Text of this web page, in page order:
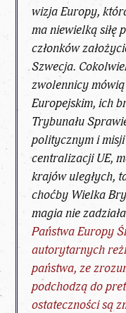
wizja Europy,
ma niewielką siłę
członków
Szwecja.
zwolennicy
Europejskim, ich
Trybunału
politycznym i
centralizacji UE,
krajów uległych,
choćby Wielka
magia nie
Państwa Europy
autorytarnych
państwa, ze
podchodzą do
ostateczności są